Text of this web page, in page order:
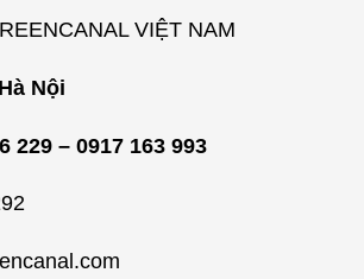
VIỆT NAM
Nội
229 – 0917 163 993